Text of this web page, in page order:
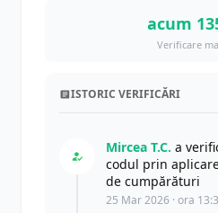
acum
Verificare
ISTORIC VERIFICĂRI
Mircea T.C. a
codul prin
de cumpărături
25 Mar 2026 · ora